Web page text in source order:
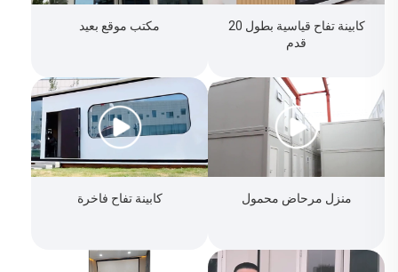
كابينة تفاح قياسية بطول 20
قدم
مكتب موقع بعيد
منزل مرحاض محمول كابينة تفاح فاخرة